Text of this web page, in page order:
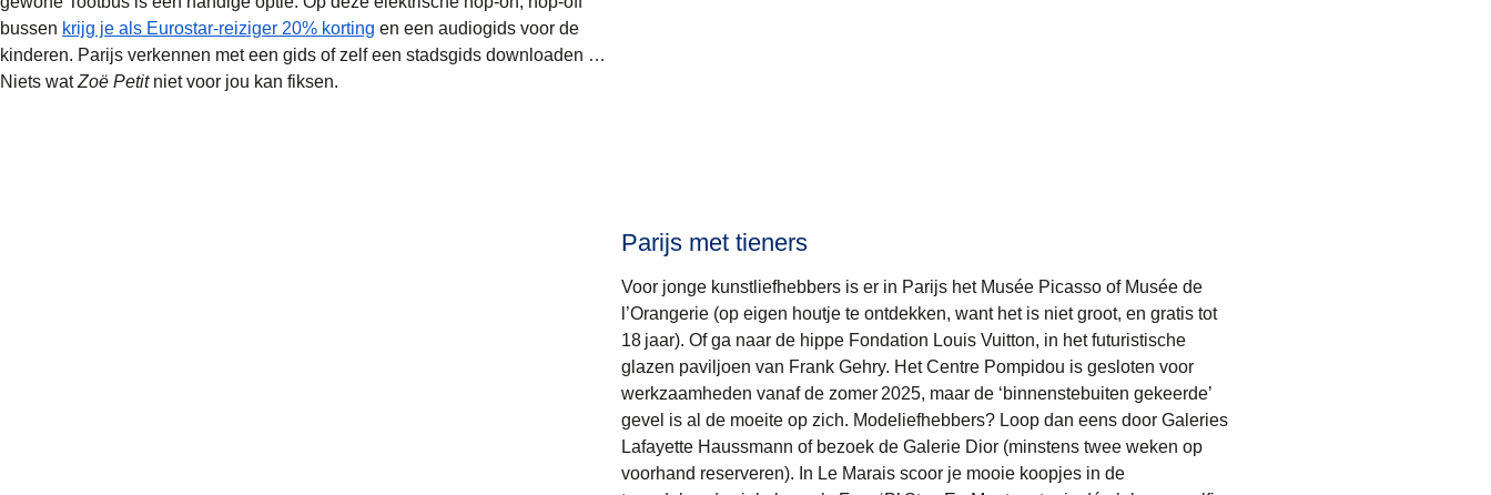
bussen krijg je als Eurostar-reiziger 20% korting en een audiogids voor de
kinderen. Parijs verkennen met een gids of zelf een stadsgids downloaden …
Niets watZoë Petitniet voor jou kan fiksen.
Parijs met tieners
Voor jonge kunstliefhebbers is er in Parijs het Musée Picasso of Musée de
l’Orangerie (op eigen houtje te ontdekken, want het is niet groot, en gratis tot
18 jaar). Of ga naar de hippe Fondation Louis Vuitton, in het futuristische
glazen paviljoen van Frank Gehry. Het Centre Pompidou is gesloten voor
werkzaamheden vanaf de zomer 2025, maar de ‘binnenstebuiten gekeerde’
gevel is al de moeite op zich. Modeliefhebbers? Loop dan eens door Galeries
Lafayette Haussmann of bezoek de Galerie Dior (minstens twee weken op
voorhand reserveren). In Le Marais scoor je mooie koopjes in de